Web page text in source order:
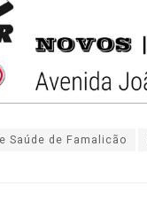
Saúde de Famalicão